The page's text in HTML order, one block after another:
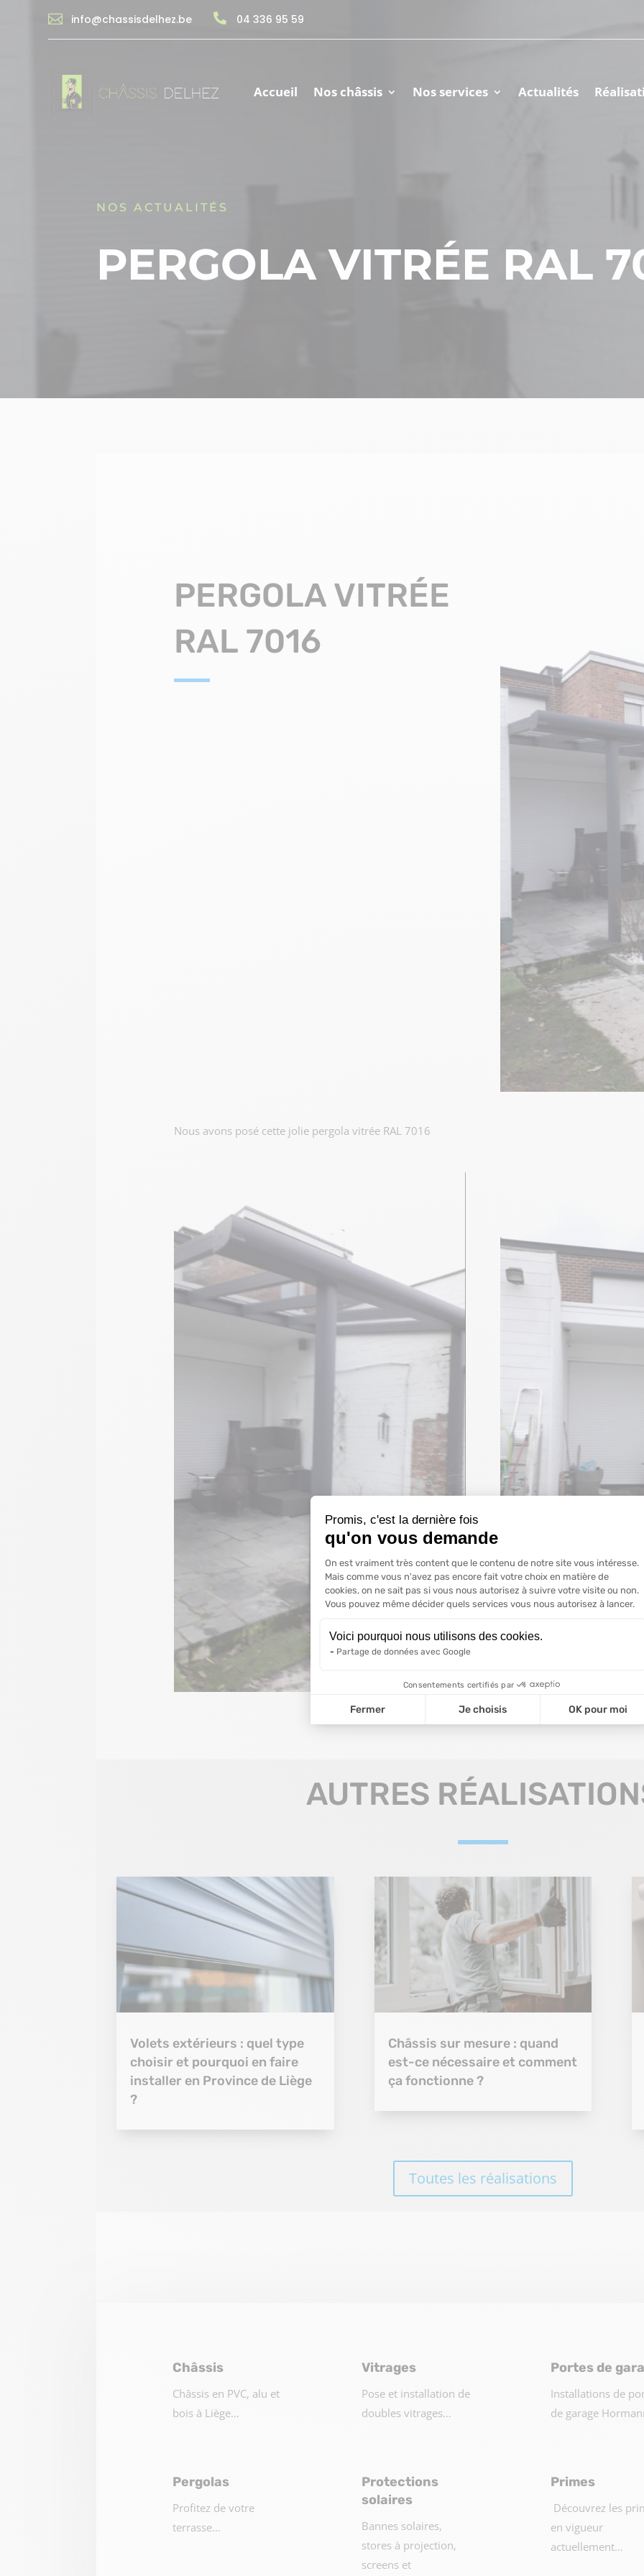
Promis, c'est la dernière fois
qu'on vous demande
Plateforme de Gestion du
On est vraiment très content que le contenu de notre site vous intéresse.
Mais comme vous n'avez pas encore fait votre choix en matière de
cookies, on ne sait pas si vous nous autorisez à suivre votre visite ou non.
Vous pouvez même décider quels services vous nous autorisez à lancer.
Voici pourquoi nous utilisons des cookies.
Partage de données avec Google
Consentements certifiés par
Fermer Je choisis OK pour moi
Axeptio consent
 info@chassisdelhez.be  04 336 95 59
Accueil Nos châssis Nos services Actualités
NOS ACTUALITÉS
PERGOLA VITRÉE RAL
PERGOLA VITRÉE
RAL 7016
Nous avons posé cette jolie pergola vitrée RAL 7016
AUTRES
Volets extérieurs : quel type
choisir et pourquoi en faire
installer en Province de Liège
?
Châssis sur mesure : quand
est-ce nécessaire et comment
ça fonctionne ?
Toutes les réalisations
Châssis
Châssis en PVC, alu et
bois à Liège…
Vitrages
Pose et installation de
doubles vitrages…
Portes de
Installations de
de garage
Pergolas
Profitez de votre
terrasse…
Protections
solaires
Bannes solaires,
stores à projection,
screens et
Primes
Découvrez les
en vigueur
actuellement…